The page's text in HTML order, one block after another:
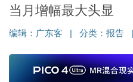
当月增幅最大头显
编辑： 广东客 分类： 报告